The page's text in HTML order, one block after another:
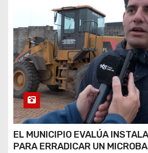
EL MUNICIPIO EVALÚA
PARA ERRADICAR UN